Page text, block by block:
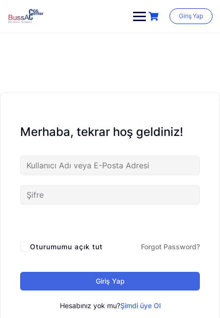
content
Giriş Yap
Merhaba, tekrar hoş geldiniz!
Oturumumu açık tut Forgot Password?
Giriş Yap
Hesabınız yok mu?Şimdi üye Ol